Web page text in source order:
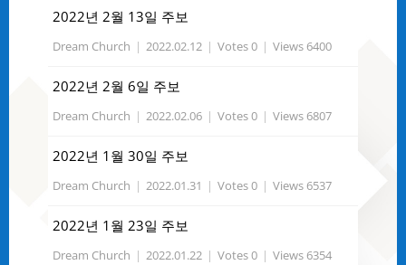
2022년 2월 13일 주보
Dream Church | 2022.02.12 | Votes 0 | Views 6400
2022년 2월 6일 주보
Dream Church | 2022.02.06 | Votes 0 | Views 6807
2022년 1월 30일 주보
Dream Church | 2022.01.31 | Votes 0 | Views 6537
2022년 1월 23일 주보
Dream Church | 2022.01.22 | Votes 0 | Views 6354